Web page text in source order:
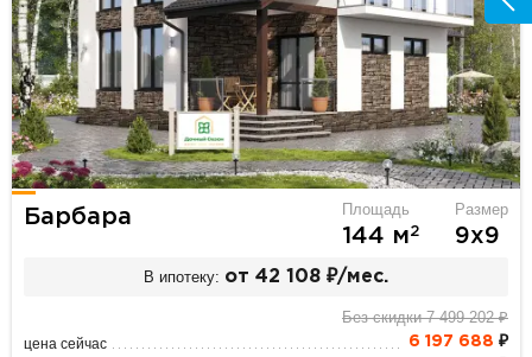
Барбара Площадь
144 м2
Размер
9х9
В ипотеку: от 42 108 ₽/мес.
Без скидки 7 499 202 ₽
цена сейчас 6 197 688 ₽